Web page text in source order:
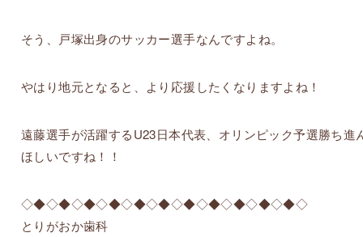
そう、戸塚出身のサッカー選手なんですよね。
やはり地元となると、より応援したくなりますよね！
遠藤選手が活躍するU23日本代表、オリンピック予選勝ち進
ほしいですね！！
◇◆◇◆◇◆◇◆◇◆◇◆◇◆◇◆◇◆◇◆◇◆◇
とりがおか歯科